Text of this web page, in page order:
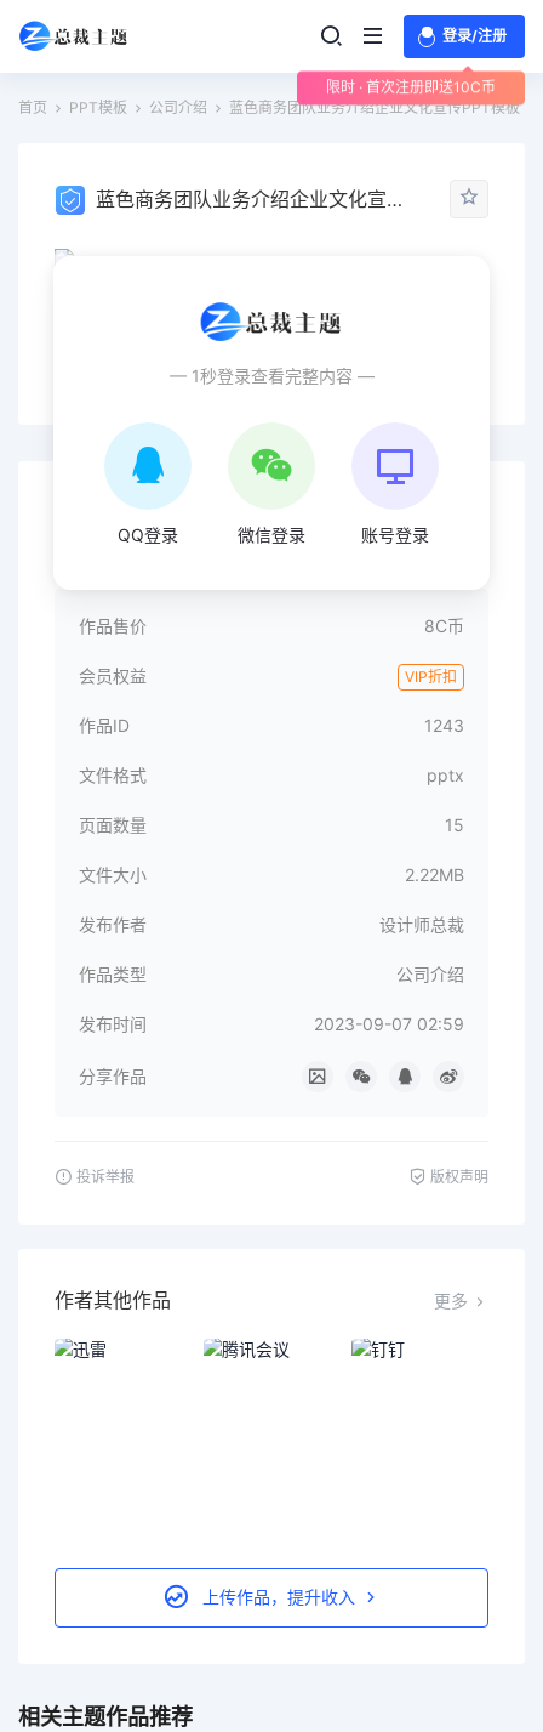
登录/注册
限时 · 首次注册即送10C币
首页 PPT模板 公司介绍 蓝色商务团队业务介绍企业文化宣传PPT模板
蓝色商务团队业务介绍企业文化宣传PPT模板
— 1秒登录查看完整内容 —
QQ登录 微信登录 账号登录
商务团队 工作 总结
立即下载
作品售价 8C币
会员权益 VIP折扣
作品ID 1243
文件格式 pptx
页面数量 15
文件大小 2.22MB
发布作者 设计师总裁
作品类型 公司介绍
发布时间 2023-09-07 02:59
分享作品
投诉举报 版权声明
作者其他作品 更多
上传作品，提升收入
相关主题作品推荐